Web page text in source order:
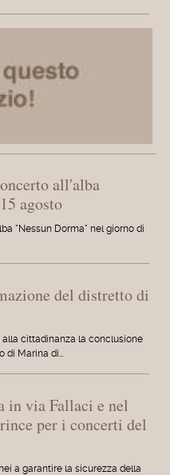
all'alba
agosto
"Nessun Dorma" nel giorno di
del distretto di
cittadinanza la conclusione
di Marina di…
in via Fallaci e nel
per i concerti del
a garantire la sicurezza della